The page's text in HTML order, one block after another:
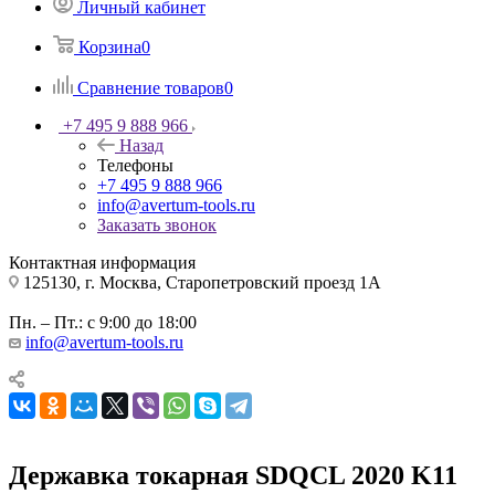
Личный кабинет
Корзина0
Сравнение товаров0
+7 495 9 888 966
Назад
Телефоны
+7 495 9 888 966
info@avertum-tools.ru
Заказать звонок
Контактная информация
125130, г. Москва, Старопетровский проезд 1А
Пн. – Пт.: с 9:00 до 18:00
info@avertum-tools.ru
Державка токарная SDQCL 2020 K11